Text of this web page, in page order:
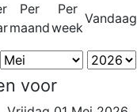
Per
maand
Per
week
Vandaag
voor